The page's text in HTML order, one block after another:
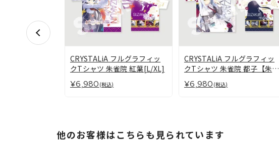
CRYSTALiA フルグラフィッ
クTシャツ 朱雀院 紅葉[L/XL]
¥6,980 (税込)
CRYSTALiA フルグラフィッ
クTシャツ 朱雀院 都子【朱雀
四重奏】
¥6,980 (税込)
他のお客様はこちらも見られています